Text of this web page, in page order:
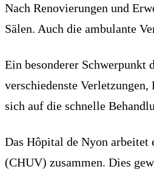
Nach Renovierungen und
Sälen. Auch die ambulante
Ein besonderer
verschiedenste
sich auf die schnelle
Das Hôpital de Nyon
(CHUV) zusammen. Dies